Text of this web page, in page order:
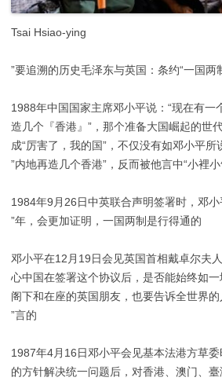
Tsai Hsiao-ying
要追溯的历史毛泽东与英国：条约“一国两制
1988年中国国家主席邓小平说：“现在有一
造几个『香港』”，那个准备大国崛起的世
成“厉害了，我的国”，不仅没有如邓小平所
内地再造几个香港”，反而被他言中“小裡小
1984年9月26日中英联合声明签署时，邓
年，会更加证明，一国两制是行得通的”
邓小平在12月19日会见英国首相戴卓尔夫
心中国在签署这个协议后，是否能始终如
阁下和在座的英国朋友，也要告诉全世界
言的”
1987年4月16日邓小平会见基本法港方草委
的方针解决统一问题后，对香港、澳门、